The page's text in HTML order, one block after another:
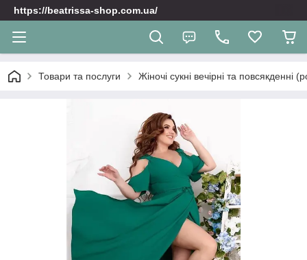
https://beatrissa-shop.com.ua/
Товари та послуги Жіночі сукні вечірні та повсякденні